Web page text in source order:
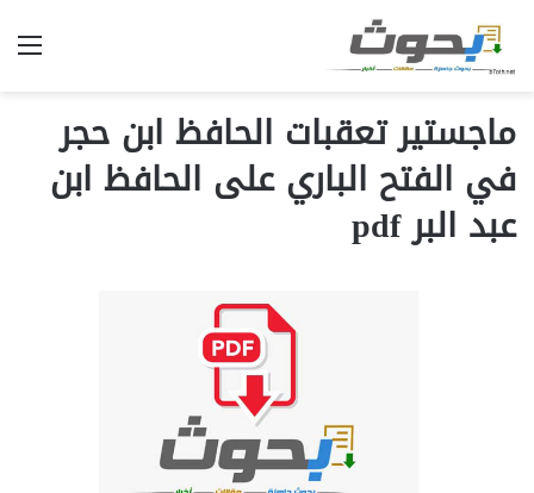
ماجستير تعقبات الحافظ ابن حجر
في الفتح الباري على الحافظ ابن
عبد البر pdf